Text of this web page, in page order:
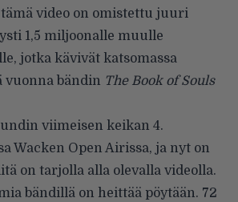
video on omistettu juuri
1,5 miljoonalle muulle
jotka kävivät katsomassa
vuonna bändin The Book of Souls
viimeisen keikan 4.
Wacken Open Airissa, ja nyt on
on tarjolla alla olevalla videolla.
bändillä on heittää pöytään. 72